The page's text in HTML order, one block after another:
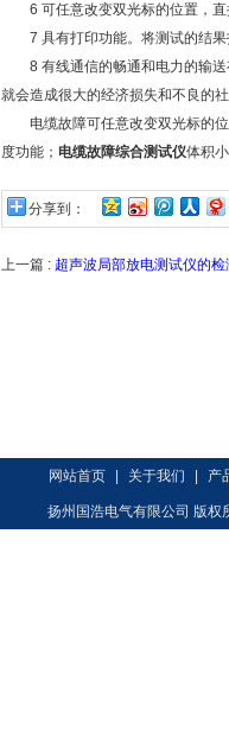
6 可任意改变双光标的位置，直
7 具有打印功能。将测试的结果
8 有线通信的畅通和电力的输送
就会造成很大的经济损失和不良的
电缆故障可任意改变双光标的位
度功能； 电缆故障综合测试仪体积
分享到：
上一篇 : 超声波局部放电测试仪的
网站首页 关于我们 产
扬州国浩电气有限公司 版权